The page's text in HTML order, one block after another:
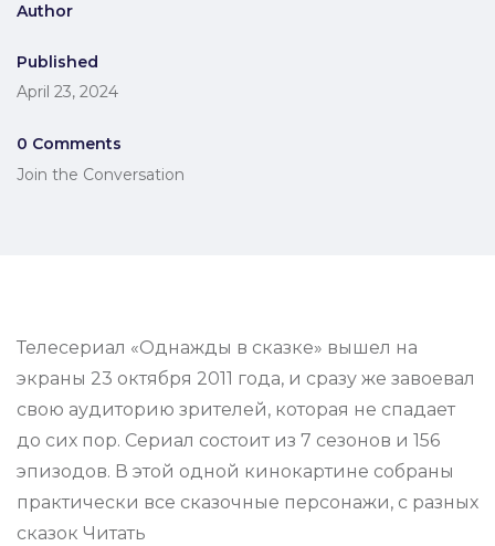
Author
Published
April 23, 2024
0 Comments
Join the Conversation
Телесериал «Однажды в сказке» вышел на
экраны 23 октября 2011 года, и сразу же завоевал
свою аудиторию зрителей, которая не спадает
до сих пор. Сериал состоит из 7 сезонов и 156
эпизодов. В этой одной кинокартине собраны
практически все сказочные персонажи, с разных
сказок Читать